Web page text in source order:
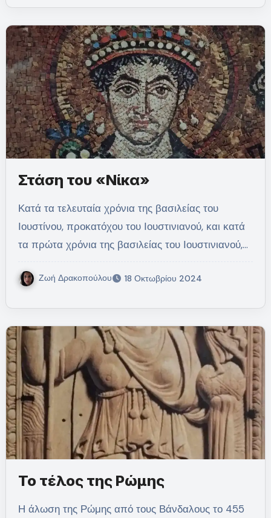
Στάση του «Νίκα»
Κατά τα τελευταία χρόνια της βασιλείας του
Ιουστίνου, προκατόχου του Ιουστινιανού, και κατά
τα πρώτα χρόνια της βασιλείας του Ιουστινιανού,…
Ζωή Δρακοπούλου 18 Οκτωβρίου 2024
Το τέλος της Ρώμης
Η άλωση της Ρώμης από τους Βάνδαλους το 455